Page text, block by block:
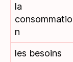
la
consommatio
n
les besoins